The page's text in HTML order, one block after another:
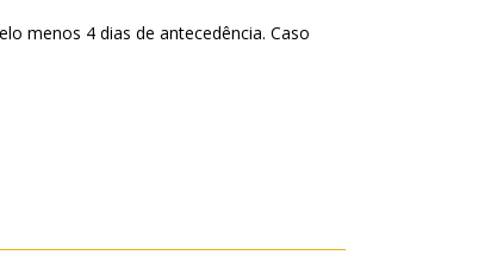
menos 4 dias de antecedência. Caso